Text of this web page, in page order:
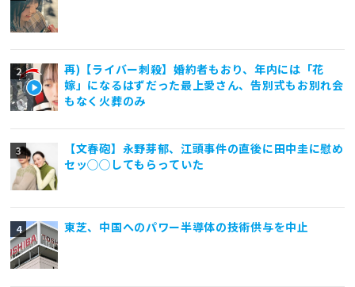
再)【ライバー刺殺】婚約者もおり、年内には「花
嫁」になるはずだった最上愛さん、告別式もお別れ会
もなく火葬のみ
【文春砲】永野芽郁、江頭事件の直後に田中圭に慰め
セッ◯◯してもらっていた
東芝、中国へのパワー半導体の技術供与を中止